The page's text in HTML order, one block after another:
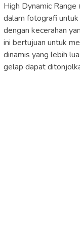
High Dynamic
dalam fotografi
dengan kecerahan
ini bertujuan untuk
dinamis yang lebih
gelap dapat